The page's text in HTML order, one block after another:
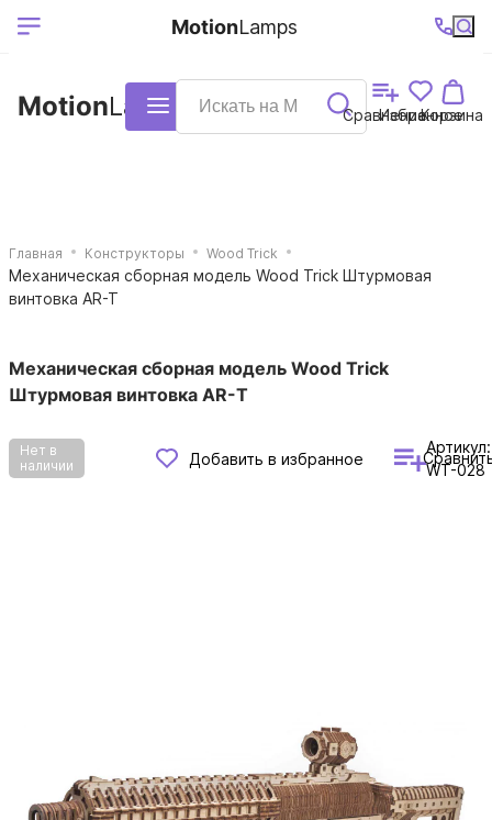
Ваш регион
Выберите ваш
+7 (495)740-
38-68
График
работы
MotionLamps Каталог Сравнение
Избранное
Корзина
MotionLamps
Главная Конструкторы Wood Trick
Механическая сборная модель Wood Trick Штурмовая
винтовка AR-T
Механическая сборная модель Wood Trick
Штурмовая винтовка AR-T
Нет в
наличии
Добавить в избранное
Артикул:
WT-028